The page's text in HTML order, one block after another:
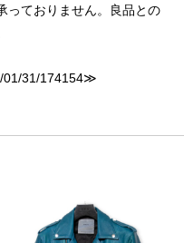
っておりません。良品との
01/31/174154≫